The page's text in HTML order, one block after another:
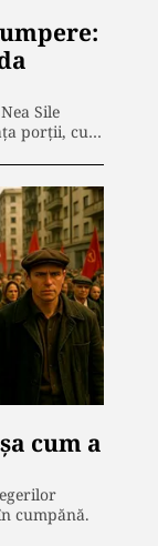
Sile
porții, cu…
cum a
cumpănă.